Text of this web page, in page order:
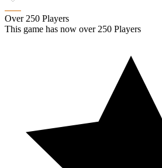
Over 250 Players
This game has now over 250 Players